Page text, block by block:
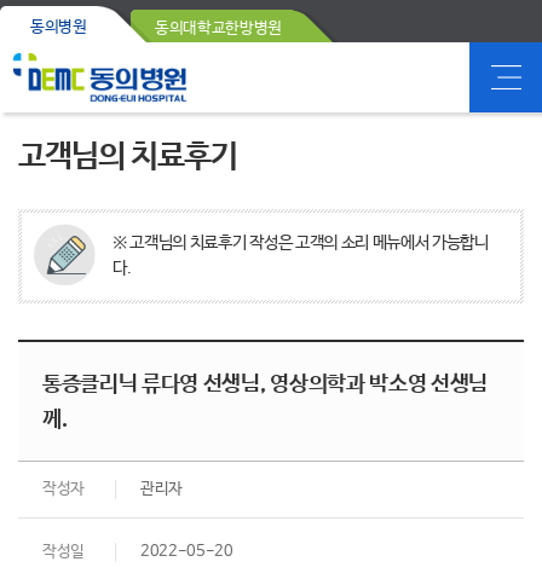
동의병원 동의대학교한방병원
고객님의 치료후기
※ 고객님의 치료후기 작성은 고객의 소리 메뉴에서 가능합니
다.
통증클리닉 류다영 선생님, 영상의학과 박소영 선생님
께.
작성자 관리자
작성일 2022-05-20